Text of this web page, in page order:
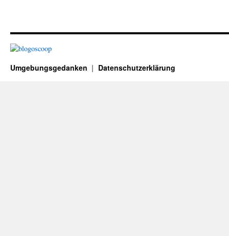
Umgebungsgedanken Datenschutzerklärung